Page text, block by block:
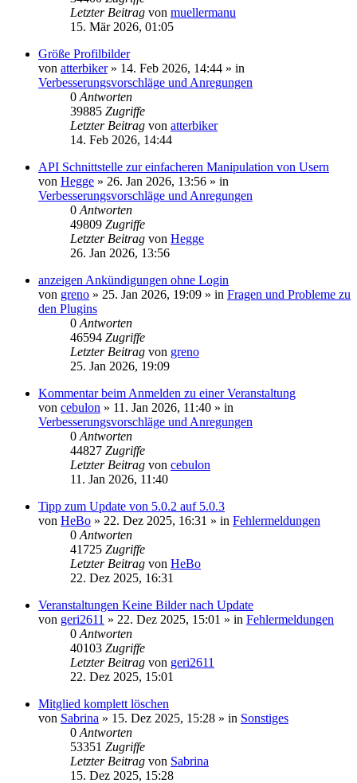
Letzter Beitrag von muellermanu
15. Mär 2026, 01:05
Größe Profilbilder
von atterbiker» 14. Feb 2026, 14:44 » in
Verbesserungsvorschläge und Anregungen
0 Antworten
39885 Zugriffe
Letzter Beitrag von atterbiker
14. Feb 2026, 14:44
API Schnittstelle zur einfacheren Manipulation von Usern
von Hegge » 26. Jan 2026, 13:56 » in
Verbesserungsvorschläge und Anregungen
0 Antworten
49809 Zugriffe
Letzter Beitrag von Hegge
26. Jan 2026, 13:56
anzeigen Ankündigungen ohne Login
von greno » 25. Jan 2026, 19:09 » in Fragen und Probleme zu
den Plugins
0 Antworten
46594 Zugriffe
Letzter Beitrag von greno
25. Jan 2026, 19:09
Kommentar beim Anmelden zu einer Veranstaltung
von cebulon » 11. Jan 2026, 11:40 » in
Verbesserungsvorschläge und Anregungen
0 Antworten
44827 Zugriffe
Letzter Beitrag von cebulon
11. Jan 2026, 11:40
Tipp zum Update von 5.0.2 auf 5.0.3
von HeBo » 22. Dez 2025, 16:31 » in Fehlermeldungen
0 Antworten
41725 Zugriffe
Letzter Beitrag von HeBo
22. Dez 2025, 16:31
Veranstaltungen Keine Bilder nach Update
von geri2611 » 22. Dez 2025, 15:01 » in Fehlermeldungen
0 Antworten
40103 Zugriffe
Letzter Beitrag von geri2611
22. Dez 2025, 15:01
Mitglied komplett löschen
von Sabrina » 15. Dez 2025, 15:28 » in Sonstiges
0 Antworten
53351 Zugriffe
Letzter Beitrag von Sabrina
15. Dez 2025, 15:28